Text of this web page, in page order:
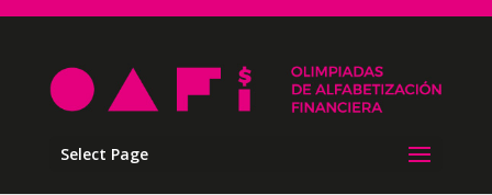
Select Page